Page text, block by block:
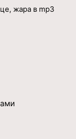
жара в mp3